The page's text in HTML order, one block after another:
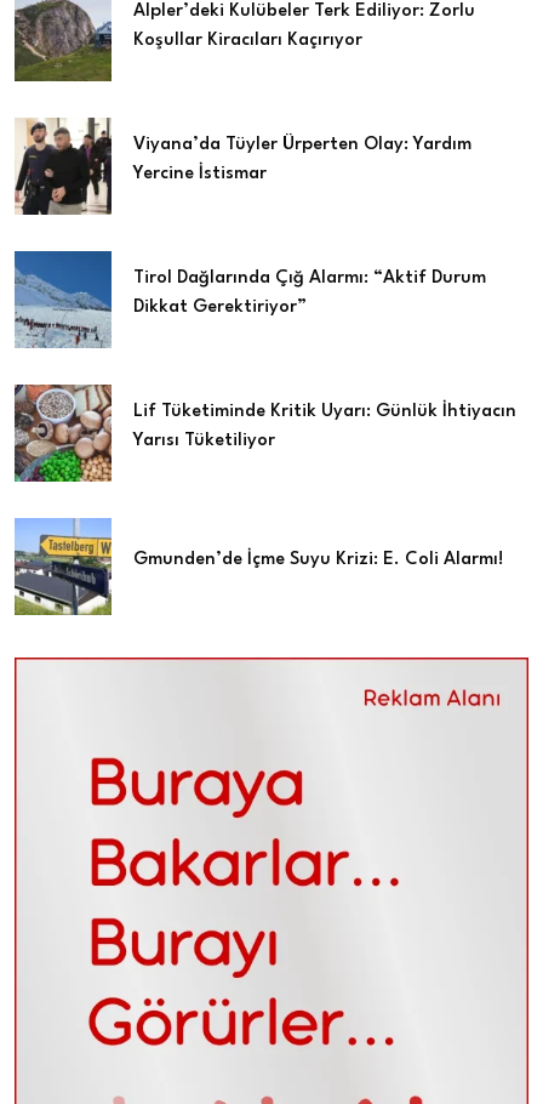
Alpler’deki Kulübeler Terk Ediliyor: Zorlu
Koşullar Kiracıları Kaçırıyor
Viyana’da Tüyler Ürperten Olay: Yardım
Yercine İstismar
Tirol Dağlarında Çığ Alarmı: “Aktif Durum
Dikkat Gerektiriyor”
Lif Tüketiminde Kritik Uyarı: Günlük İhtiyacın
Yarısı Tüketiliyor
Gmunden’de İçme Suyu Krizi: E. Coli Alarmı!